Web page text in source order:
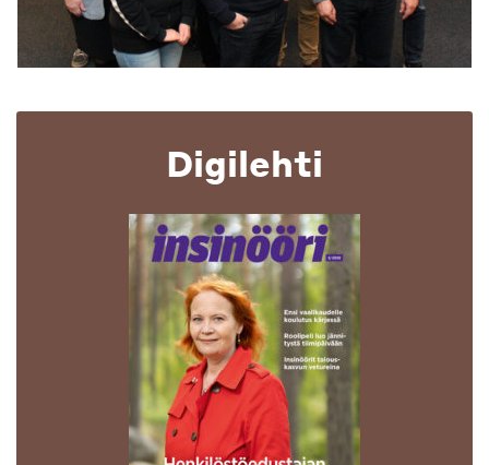
Digilehti